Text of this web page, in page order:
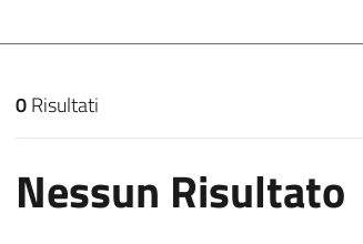
Risultati di ricerca
0Risultati
Nessun Risultato